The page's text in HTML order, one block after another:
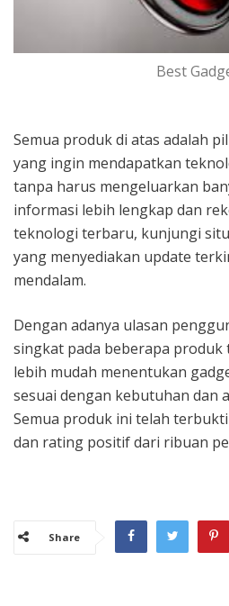
Best
Semua produk di atas adalah
yang ingin mendapatkan
tanpa harus mengeluarkan
informasi lebih lengkap dan
teknologi terbaru, kunjungi
yang menyediakan update
mendalam.
Dengan adanya ulasan
singkat pada beberapa produk
lebih mudah menentukan
sesuai dengan kebutuhan dan
Semua produk ini telah
dan rating positif dari ribuan
Share